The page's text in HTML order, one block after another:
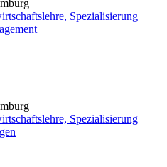
Spezialisierung
Spezialisierung